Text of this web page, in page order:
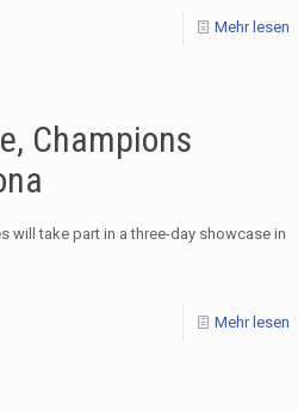
Mehr lesen
Champions
will take part in a three-day showcase in
Mehr lesen